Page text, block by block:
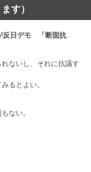
す）
反日デモ 「断固抗
ないし、それに抗議す
るとよい。
ない。